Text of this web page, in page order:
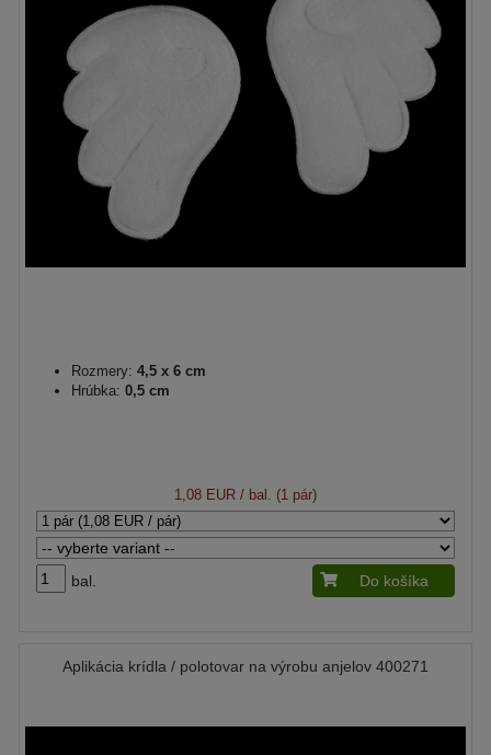
Rozmery: 4,5 x 6 cm
Hrúbka: 0,5 cm
1,08 EUR / bal. (1 pár)
bal. Do košíka
Aplikácia krídla / polotovar na výrobu anjelov 400271